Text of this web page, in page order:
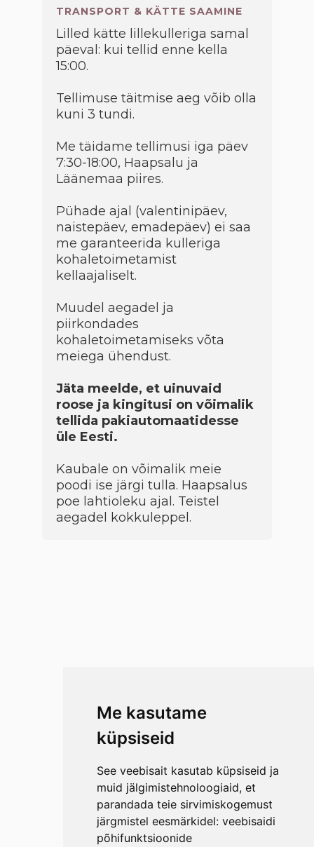
Me kasutame
küpsiseid
See veebisait kasutab küpsiseid ja
muid jälgimistehnoloogiaid, et
parandada teie sirvimiskogemust
järgmistel eesmärkidel: veebisaidi
põhifunktsioonide
TRANSPORT & KÄTTE SAAMINE
Lilled kätte lillekulleriga samal
päeval: kui tellid enne kella
15:00.
Tellimuse täitmise aeg võib olla
kuni 3 tundi.
Me täidame tellimusi iga päev
7:30-18:00, Haapsalu ja
Läänemaa piires.
Pühade ajal (valentinipäev,
naistepäev, emadepäev) ei saa
me garanteerida kulleriga
kohaletoimetamist
kellaajaliselt.
Muudel aegadel ja
piirkondades
kohaletoimetamiseks võta
meiega ühendust.
Jäta meelde, et uinuvaid
roose ja kingitusi on võimalik
tellida pakiautomaatidesse
üle Eesti.
Kaubale on võimalik meie
poodi ise järgi tulla. Haapsalus
poe lahtioleku ajal. Teistel
aegadel kokkuleppel.